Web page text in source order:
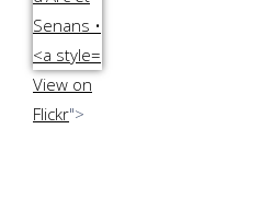
View on
Flickr">